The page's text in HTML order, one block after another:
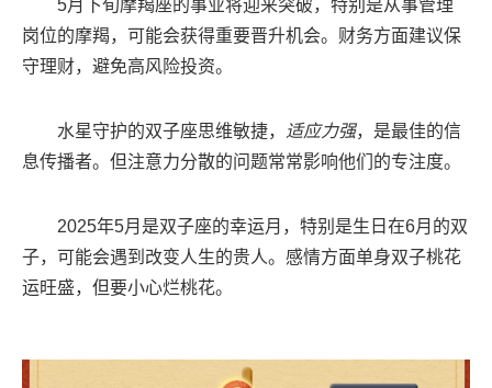
5月下旬摩羯座的事业将迎来突破，特别是从事管理
岗位的摩羯，可能会获得重要晋升机会。财务方面建议保
守理财，避免高风险投资。
水星守护的双子座思维敏捷， 适应力强，是最佳的信
息传播者。但注意力分散的问题常常影响他们的专注度。
2025年5月是双子座的幸运月，特别是生日在6月的双
子，可能会遇到改变人生的贵人。感情方面单身双子桃花
运旺盛，但要小心烂桃花。